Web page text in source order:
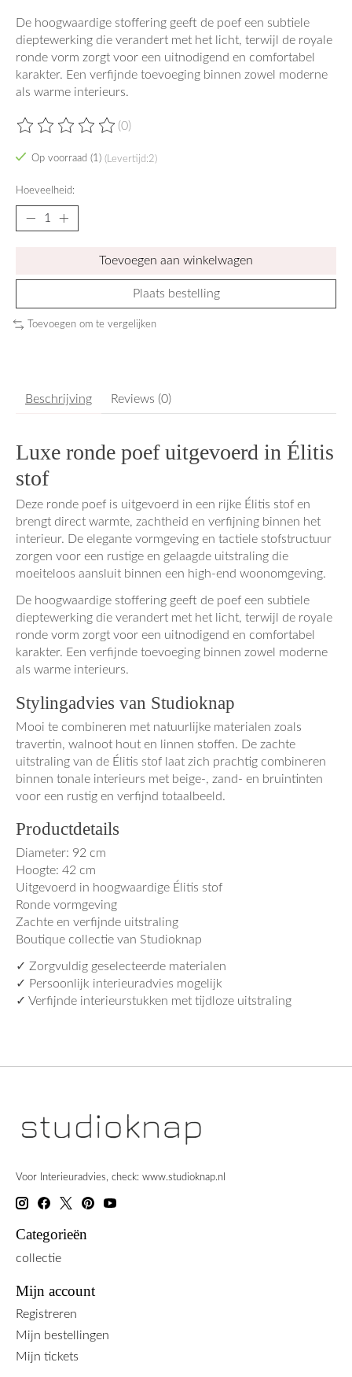
De hoogwaardige stoffering geeft de poef een subtiele
dieptewerking die verandert met het licht, terwijl de royale
ronde vorm zorgt voor een uitnodigend en comfortabel
karakter. Een verfijnde toevoeging binnen zowel moderne
als warme interieurs.
De beoordeling van dit product is
(0)
Op voorraad (1) (Levertijd:2)
Hoeveelheid:
Toevoegen aan winkelwagen
Plaats bestelling
Toevoegen om te vergelijken
Beschrijving Reviews (0)
Luxe ronde poef uitgevoerd in Élitis
stof
Deze ronde poef is uitgevoerd in een rijke Élitis stof en
brengt direct warmte, zachtheid en verfijning binnen het
interieur. De elegante vormgeving en tactiele stofstructuur
zorgen voor een rustige en gelaagde uitstraling die
moeiteloos aansluit binnen een high-end woonomgeving.
De hoogwaardige stoffering geeft de poef een subtiele
dieptewerking die verandert met het licht, terwijl de royale
ronde vorm zorgt voor een uitnodigend en comfortabel
karakter. Een verfijnde toevoeging binnen zowel moderne
als warme interieurs.
Stylingadvies van Studioknap
Mooi te combineren met natuurlijke materialen zoals
travertin, walnoot hout en linnen stoffen. De zachte
uitstraling van de Élitis stof laat zich prachtig combineren
binnen tonale interieurs met beige-, zand- en bruintinten
voor een rustig en verfijnd totaalbeeld.
Productdetails
Diameter: 92 cm
Hoogte: 42 cm
Uitgevoerd in hoogwaardige Élitis stof
Ronde vormgeving
Zachte en verfijnde uitstraling
Boutique collectie van Studioknap
✓ Zorgvuldig geselecteerde materialen
✓ Persoonlijk interieuradvies mogelijk
✓ Verfijnde interieurstukken met tijdloze uitstraling
Voor Interieuradvies, check: www.studioknap.nl
Categorieën
collectie
Mijn account
Registreren
Mijn bestellingen
Mijn tickets